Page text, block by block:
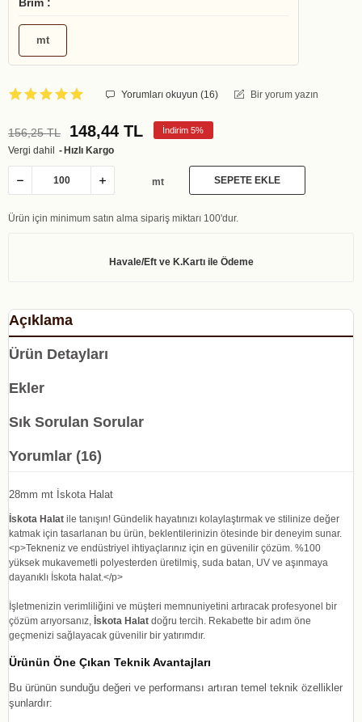
Brim :
mt
Yorumları okuyun (16) Bir yorum yazın
156,25 TL 148,44 TL İndirim 5%
Vergi dahil Hızlı Kargo
mt SEPETE EKLE
Ürün için minimum satın alma sipariş miktarı 100'dur.
Açıklama
Ürün Detayları
Ekler
Sık Sorulan Sorular
Yorumlar (16)
28mm mt İskota Halat
İskota Halat ile tanışın! Gündelik hayatınızı kolaylaştırmak ve stilinize değer
katmak için tasarlanan bu ürün, beklentilerinizin ötesinde bir deneyim sunar.
<p>Tekneniz ve endüstriyel ihtiyaçlarınız için en güvenilir çözüm. %100
yüksek mukavemetli polyesterden üretilmiş, suda batan, UV ve aşınmaya
dayanıklı İskota halat.</p>
İşletmenizin verimliliğini ve müşteri memnuniyetini artıracak profesyonel bir
çözüm arıyorsanız, İskota Halat doğru tercih. Rekabette bir adım öne
geçmenizi sağlayacak güvenilir bir yatırımdır.
Ürünün Öne Çıkan Teknik Avantajları
Bu ürünün sunduğu değeri ve performansı artıran temel teknik özellikler
şunlardır: